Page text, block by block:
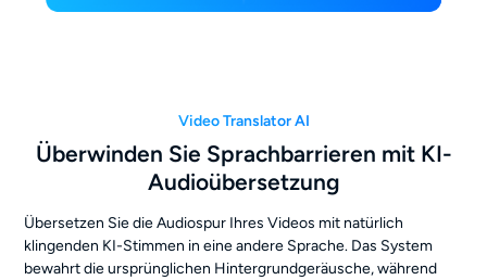
Video Translator AI
Überwinden Sie Sprachbarrieren mit KI-
Audioübersetzung
Übersetzen Sie die Audiospur Ihres Videos mit natürlich
klingenden KI-Stimmen in eine andere Sprache. Das System
bewahrt die ursprünglichen Hintergrundgeräusche, während